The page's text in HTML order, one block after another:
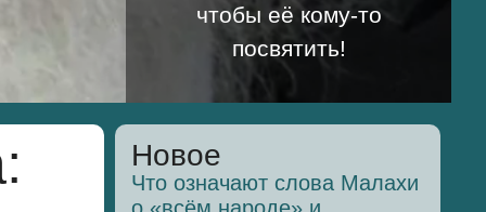
чтобы её кому-то
посвятить!
Новое
Что означают слова Малахи